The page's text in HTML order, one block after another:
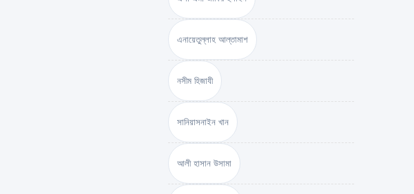
এনায়েতুল্লাহ আল্‌তামাশ
নসীম হিজাযী
সানিয়াসনাইন খান
আলী হাসান উসামা